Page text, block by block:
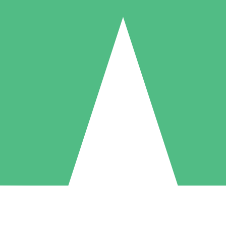
Individuele Creditpakketten
per gebruik met downloadtegoeden. Geen maandelijkse verplichting
5 Downloaden
US$